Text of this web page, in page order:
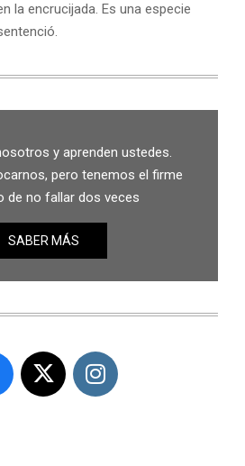
la encrucijada. Es una especie
y aprenden ustedes.
pero tenemos el firme
de no fallar dos veces
SABER MÁS